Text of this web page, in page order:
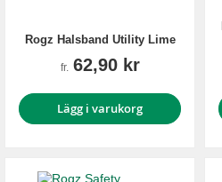
Rogz Halsband Utility Lime
fr. 62,90 kr
Lägg i varukorg